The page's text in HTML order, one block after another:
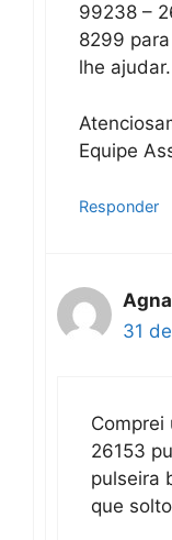
99238 –
8299
lhe ajudar.
Equipe
Responder
31
Comprei
26153
pulseira
que